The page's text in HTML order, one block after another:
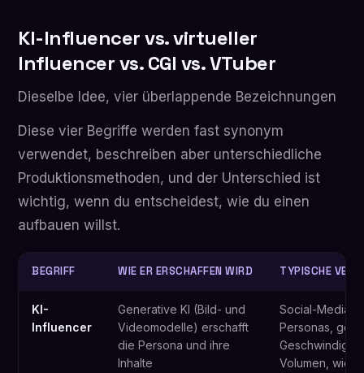
KI-Influencer vs. virtueller
Influencer vs. CGI vs. VTuber
Dieselbe Idee, vier überlappende Bezeichnungen
Diese vier Begriffe werden fast synonym
verwendet, beschreiben aber unterschiedliche
Produktionsmethoden, und der Unterschied ist
wichtig, wenn du entscheidest, wie du einen
aufbauen willst.
BEGRIFF WIE ER ERSCHAFFEN WIRD TYPISCHE
KI-
Influencer
Generative KI (Bild- und
Videomodelle) erschafft
die Persona und ihre
Inhalte
Social-Media-
Personas,
Volumen, wie